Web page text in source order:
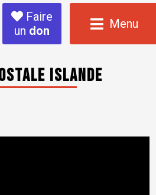
Faire
un don Menu
Islande